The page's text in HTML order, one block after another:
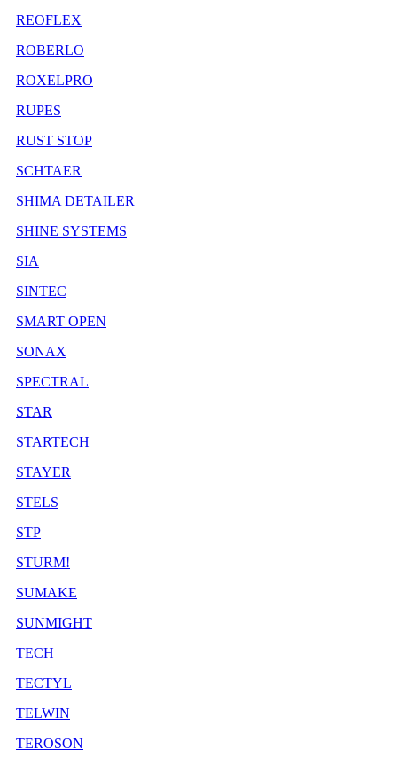
REOFLEX
ROBERLO
ROXELPRO
RUPES
RUST STOP
SCHTAER
SHIMA DETAILER
SHINE SYSTEMS
SIA
SINTEC
SMART OPEN
SONAX
SPECTRAL
STAR
STARTECH
STAYER
STELS
STP
STURM!
SUMAKE
SUNMIGHT
TECH
TECTYL
TELWIN
TEROSON